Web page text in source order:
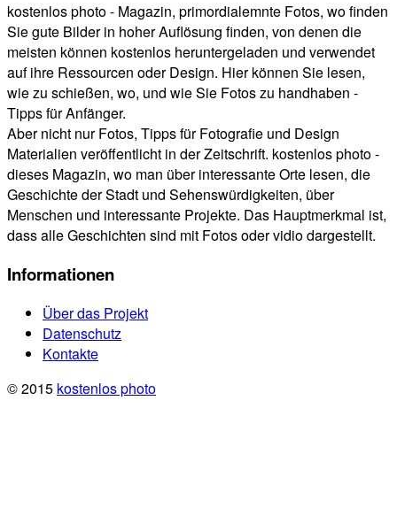
kostenlos photo - Magazin, primordialemnte Fotos, wo finden
Sie gute Bilder in hoher Auflösung finden, von denen die
meisten können kostenlos heruntergeladen und verwendet
auf ihre Ressourcen oder Design. Hier können Sie lesen,
wie zu schießen, wo, und wie Sie Fotos zu handhaben -
Tipps für Anfänger.
Aber nicht nur Fotos, Tipps für Fotografie und Design
Materialien veröffentlicht in der Zeitschrift. kostenlos photo -
dieses Magazin, wo man über interessante Orte lesen, die
Geschichte der Stadt und Sehenswürdigkeiten, über
Menschen und interessante Projekte. Das Hauptmerkmal ist,
dass alle Geschichten sind mit Fotos oder vidio dargestellt.
Informationen
Über das Projekt
Datenschutz
Kontakte
© 2015 kostenlos photo